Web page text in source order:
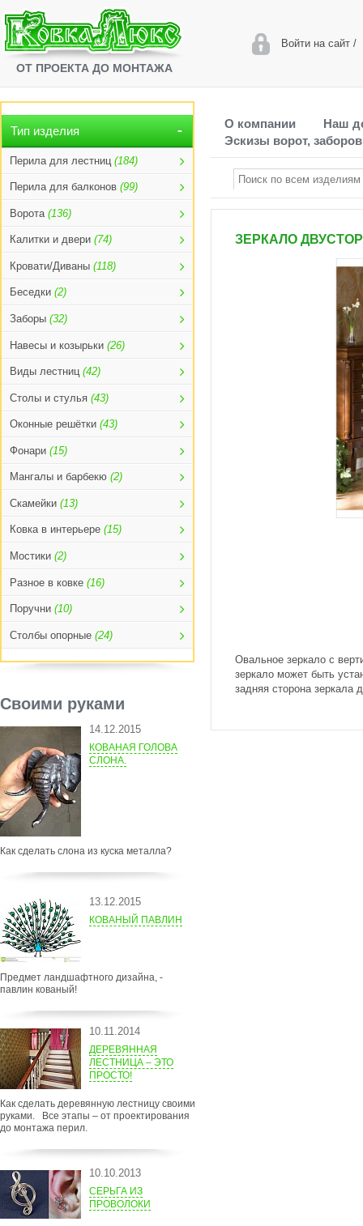
ОТ ПРОЕКТА ДО МОНТАЖА
Войти на сайт/
Тип изделия
Перила для лестниц (184)
Перила для балконов (99)
Ворота (136)
Калитки и двери (74)
Кровати/Диваны (118)
Беседки (2)
Заборы (32)
Навесы и козырьки (26)
Виды лестниц (42)
Столы и стулья (43)
Оконные решётки (43)
Фонари (15)
Мангалы и барбекю (2)
Скамейки (13)
Ковка в интерьере (15)
Мостики (2)
Разное в ковке (16)
Поручни (10)
Столбы опорные (24)
Своими руками
14.12.2015
КОВАНАЯ ГОЛОВА
СЛОНА.
Как сделать слона из куска металла?
13.12.2015
КОВАНЫЙ ПАВЛИН
Предмет ландшафтного дизайна, -
павлин кованый!
10.11.2014
ДЕРЕВЯННАЯ
ЛЕСТНИЦА – ЭТО
ПРОСТО!
Как сделать деревянную лестницу своими
руками. Все этапы – от проектирования
до монтажа перил.
10.10.2013
СЕРЬГА ИЗ
ПРОВОЛОКИ
О компании
Наш
Эскизы ворот, заборов
ЗЕРКАЛО
Овальное зеркало с
зеркало может быть
задняя сторона зеркала